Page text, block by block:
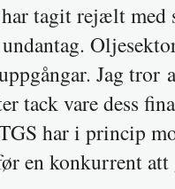
tagit rejælt
Jag
tack vare dess
har i princip
en konkurrent att